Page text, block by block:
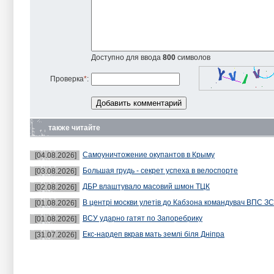
Доступно для ввода 800 символов
Проверка*:
также читайте
[04.08.2026]
Самоуничтожение окупантов в Крыму
[03.08.2026]
Большая грудь - секрет успеха в велоспорте
[02.08.2026]
ДБР влаштувало масовий шмон ТЦК
[01.08.2026]
В центрі москви улетів до Кабзона командувач ВПС
[01.08.2026]
ВСУ ударно гатят по Запоребрику
[31.07.2026]
Екс-нардеп вкрав мать землі біля Дніпра